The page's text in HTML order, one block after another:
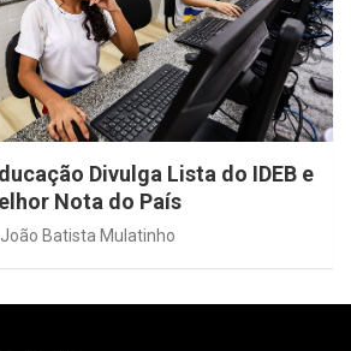
Divulga Lista do IDEB e
Nota do País
João Batista Mulatinho